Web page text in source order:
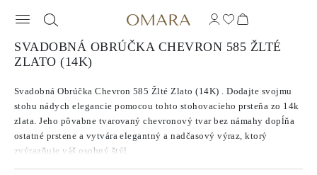
SVADOBNÁ OBRÚČKA CHEVRON 585 ŽLTÉ
ZLATO (14K)
Svadobná Obrúčka Chevron 585 Žlté Zlato (14K) . Dodajte svojmu
stohu nádych elegancie pomocou tohto stohovacieho prsteňa zo 14k
zlata. Jeho pôvabne tvarovaný chevronový tvar bez námahy dopĺňa
ostatné prstene a vytvára elegantný a nadčasový výraz, ktorý
zvýrazňuje váš osobný štýl.